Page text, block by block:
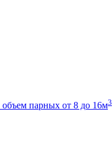
объем парных от 8 до 16м3